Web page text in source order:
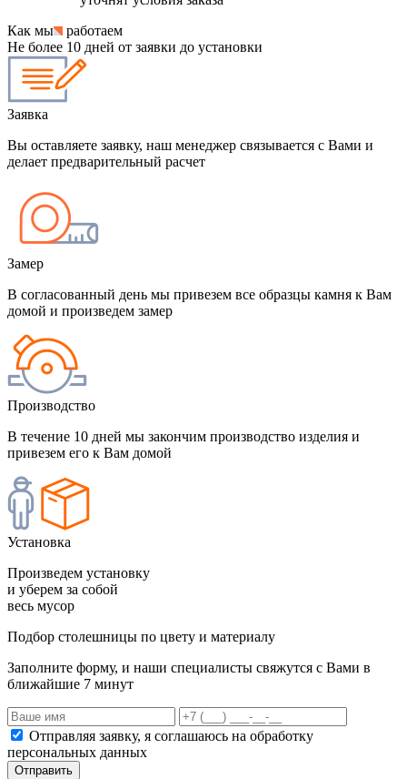
Как мы
работаем
Не более 10 дней от заявки до установки
Заявка
Вы оставляете заявку, наш менеджер связывается с Вами и
делает предварительный расчет
Замер
В согласованный день мы привезем все образцы камня к Вам
домой и произведем замер
Производство
В течение 10 дней мы закончим производство изделия и
привезем его к Вам домой
Установка
Произведем установку
и уберем за собой
весь мусор
Подбор столешницы по цвету и материалу
Заполните форму, и наши специалисты свяжутся с Вами в
ближайшие 7 минут
Отправляя заявку, я соглашаюсь на обработку
персональных данных
Отправить